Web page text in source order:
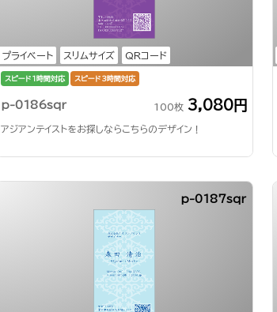
プライベート スリムサイズ QRコード
スピード1時間対応 スピード3時間対応
p-0186sqr 100枚 3,080円
アジアンテイストをお探しならこちらのデザイン！
p-0187sqr